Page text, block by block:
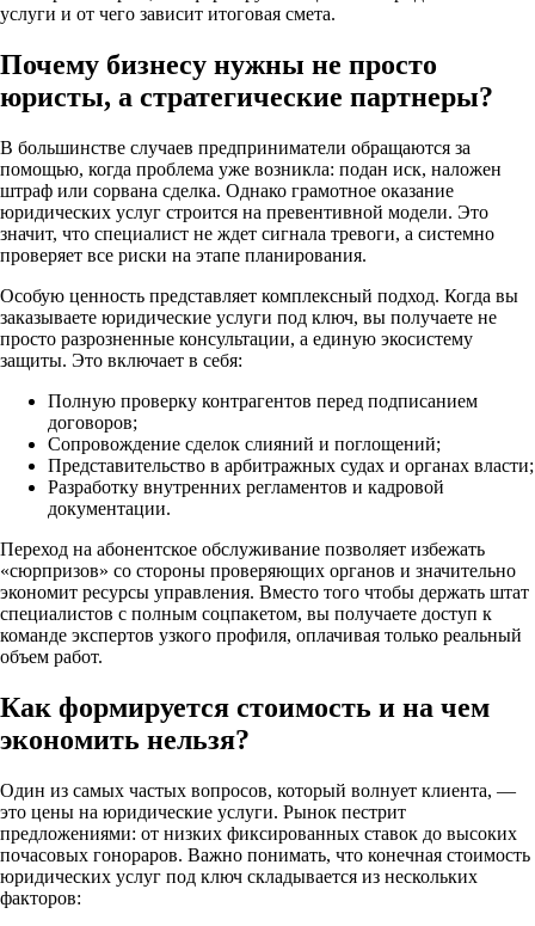
услуги и от чего зависит итоговая смета.
Почему бизнесу нужны не просто
юристы, а стратегические партнеры?
В большинстве случаев предприниматели обращаются за
помощью, когда проблема уже возникла: подан иск, наложен
штраф или сорвана сделка. Однако грамотное оказание
юридических услуг строится на превентивной модели. Это
значит, что специалист не ждет сигнала тревоги, а системно
проверяет все риски на этапе планирования.
Особую ценность представляет комплексный подход. Когда вы
заказываете юридические услуги под ключ, вы получаете не
просто разрозненные консультации, а единую экосистему
защиты. Это включает в себя:
Полную проверку контрагентов перед подписанием
договоров;
Сопровождение сделок слияний и поглощений;
Представительство в арбитражных судах и органах власти;
Разработку внутренних регламентов и кадровой
документации.
Переход на абонентское обслуживание позволяет избежать
«сюрпризов» со стороны проверяющих органов и значительно
экономит ресурсы управления. Вместо того чтобы держать штат
специалистов с полным соцпакетом, вы получаете доступ к
команде экспертов узкого профиля, оплачивая только реальный
объем работ.
Как формируется стоимость и на чем
экономить нельзя?
Один из самых частых вопросов, который волнует клиента, —
это цены на юридические услуги. Рынок пестрит
предложениями: от низких фиксированных ставок до высоких
почасовых гонораров. Важно понимать, что конечная стоимость
юридических услуг под ключ складывается из нескольких
факторов: